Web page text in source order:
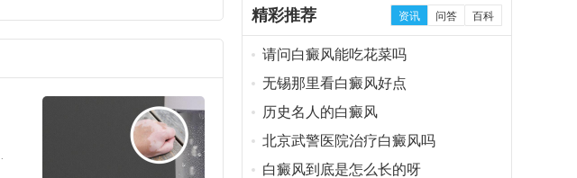
精彩推荐 资讯 问答 百科
请问白癜风能吃花菜吗
无锡那里看白癜风好点
历史名人的白癜风
北京武警医院治疗白癜风吗
白癜风到底是怎么长的呀